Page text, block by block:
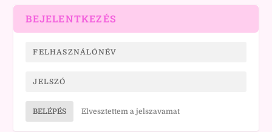
BEJELENTKEZÉS
BELÉPÉS Elvesztettem a jelszavamat